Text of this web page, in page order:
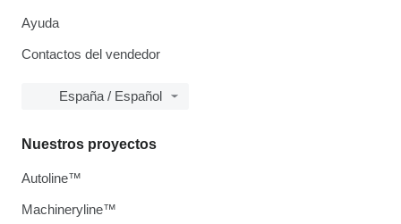
Ayuda
Contactos del vendedor
España / Español
Nuestros proyectos
Autoline™
Machineryline™